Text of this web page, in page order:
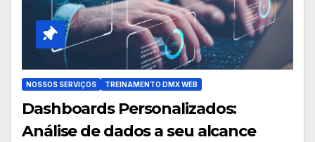
NOSSOS SERVIÇOS TREINAMENTO DMX WEB
Dashboards Personalizados:
Análise de dados a seu alcance